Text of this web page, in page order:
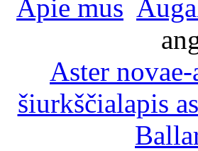
Apie mus
Aster
šiurkščialapis